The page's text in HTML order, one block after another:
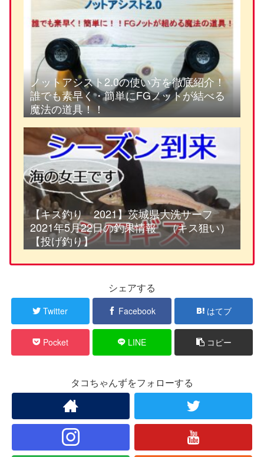
ノットアシスト2.0の使い方を徹底紹介！
誰でも素早く・簡単にFGノットが結べる
魔法の道具！！
【キス釣り 2021】茨城県大洗サーフ
2021年5月22日の釣果情報 （キス狙い）
【投げ釣り】
シェアする
Twitter Facebook はてブ
Pocket LINE コピー
タコちゃんずをフォローする